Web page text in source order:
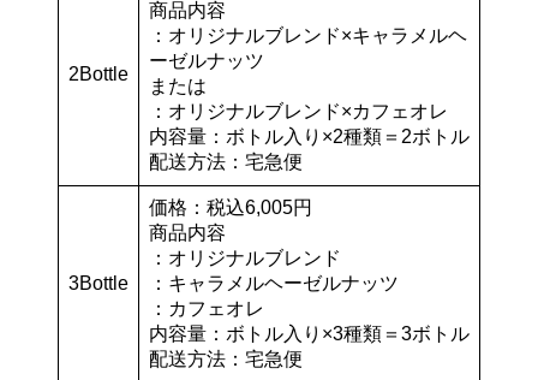
2Bottle
商品内容
：オリジナルブレンド×キャラメルヘ
ーゼルナッツ
または
：オリジナルブレンド×カフェオレ
内容量：ボトル入り×2種類＝2ボトル
配送方法：宅急便
3Bottle
価格：税込6,005円
商品内容
：オリジナルブレンド
：キャラメルヘーゼルナッツ
：カフェオレ
内容量：ボトル入り×3種類＝3ボトル
配送方法：宅急便